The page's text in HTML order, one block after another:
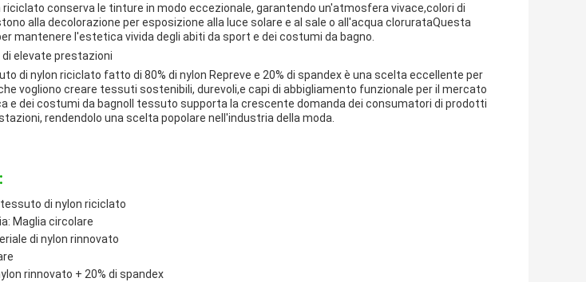
conserva le tinture in modo eccezionale, garantendo un'atmosfera vivace,colori di
alla decolorazione per esposizione alla luce solare e al sale o all'acqua clorurataQuesta
mantenere l'estetica vivida degli abiti da sport e dei costumi da bagno.
elevate prestazioni
di nylon riciclato fatto di 80% di nylon Repreve e 20% di spandex è una scelta eccellente per
vogliono creare tessuti sostenibili, durevoli,e capi di abbigliamento funzionale per il mercato
e dei costumi da bagnoIl tessuto supporta la crescente domanda dei consumatori di prodotti
rendendolo una scelta popolare nell'industria della moda.
di nylon riciclato
Maglia circolare
di nylon rinnovato
rinnovato + 20% di spandex